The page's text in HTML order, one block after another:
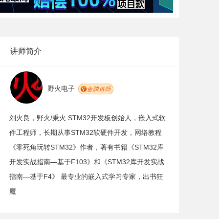
讲师简介
野火电子
刘火良，野火/秉火 STM32开发板创始人，嵌入式软
件工程师，长期从事STM32软硬件开发，网络教程
《零死角玩转STM32》作者，著有书籍《STM32库
开发实战指南—基于F103》和《STM32库开发实战
指南—基于F4》 最专业的嵌入式学习专家，出书狂
魔